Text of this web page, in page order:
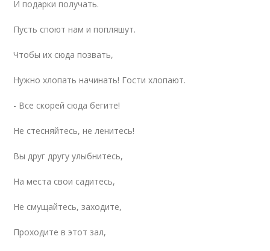
И подарки получать.
Пусть споют нам и попляшут.
Чтобы их сюда позвать,
Нужно хлопать начинать! Гости хлопают.
- Все скорей сюда бегите!
Не стесняйтесь, не ленитесь!
Вы друг другу улыбнитесь,
На места свои садитесь,
Не смущайтесь, заходите,
Проходите в этот зал,